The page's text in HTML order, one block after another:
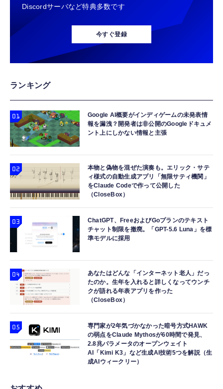
Amazon Fire TV Stick 4K Select | 4Kの高画
質ストリーミング | ストリーミングメディア
￥9,980
Amazon Echo Dot (エコードット) 第5世代 -
Alexa、センサー搭載、鮮やかなサウンド｜チ
ャコール
￥7,480
TAMASHII NATIONS S.H.フィギュアーツ
HUNTER×HUNTER クロロ 約155mm
可動フィギュア
￥49,450
TAMASHII NATIONS S.H.フィギュアーツ
ELDEN RING 指痕爛れのヴァイク（再販版）
約160mm PVC&ABS製 塗装済み可動フィギ
ュア
￥9,918
【Amazon.co.jp限定】 #like(タグライク) ア
サヒ おいしい水 天然水 ラベルレスボトル
￥1,359
￥1,999
【Amazon.co.jp限定】 伊藤園 RROボックス
健康ミネラルむぎ茶 2L×9本 ペットボトル
￥1,860
Discordサーバなど特典多数です
今すぐ登録
ランキング
Google AI概要がインディゲームの未発表情
報を漏洩？開発者は非公開のGoogleドキュメ
ント上にしかない情報と主張
本物と偽物を混ぜた演奏も。エリック・サテ
ィ様式の自動生成アプリ「無限サティ機関」
をClaude Codeで作って公開した
（CloseBox）
ChatGPT、FreeおよびGoプランのテキスト
チャット制限を撤廃。「GPT-5.6 Luna」を標
準モデルに採用
あなたはどんな「インターネット老人」だっ
たのか。生年を入れると詳しくなってウンチ
クが語れる年表アプリを作った
（CloseBox）
専門家が2年気づかなかった暗号方式HAWK
の弱点をClaude Mythosが60時間で発見、
2.8兆パラメータのオープンウェイト
AI「Kimi K3」など生成AI技術5つを解説（生
成AIウィークリー）